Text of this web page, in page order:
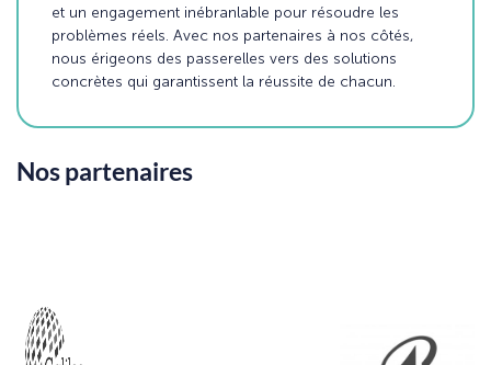
et un engagement inébranlable pour résoudre les
problèmes réels. Avec nos partenaires à nos côtés,
nous érigeons des passerelles vers des solutions
concrètes qui garantissent la réussite de chacun.
Nos partenaires